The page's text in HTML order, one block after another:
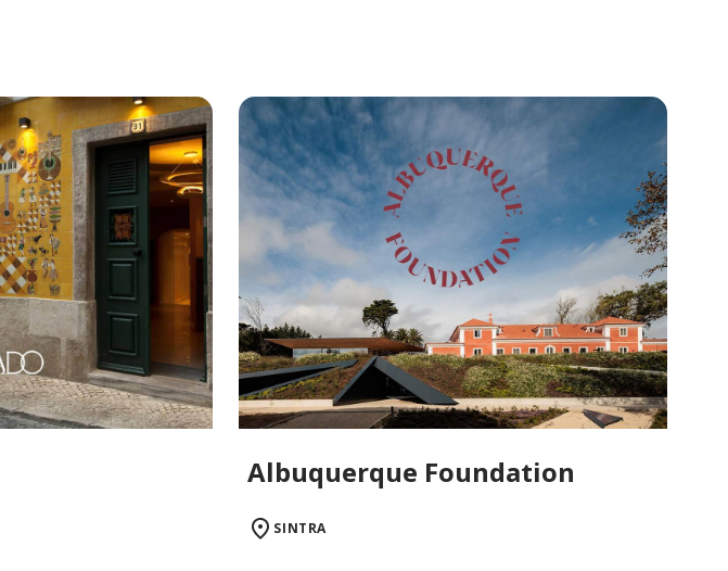
Albuquerque Foundation
SINTRA